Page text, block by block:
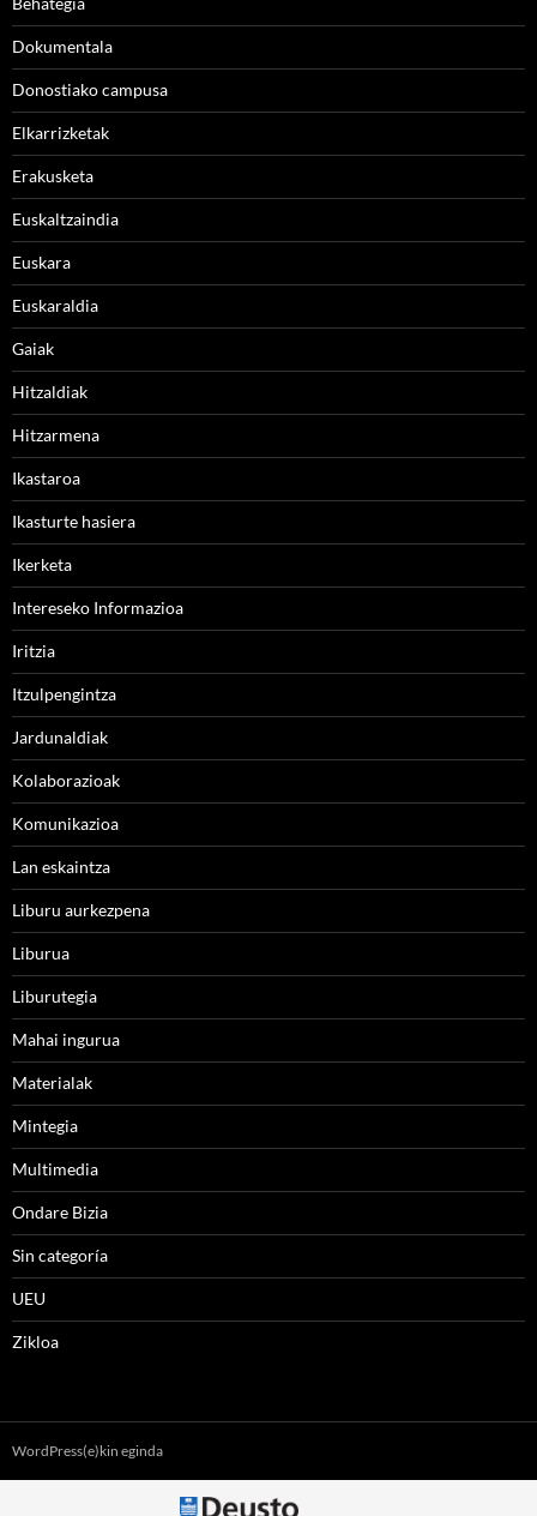
Dokumentala
Donostiako campusa
Elkarrizketak
Erakusketa
Euskaltzaindia
Euskara
Euskaraldia
Gaiak
Hitzaldiak
Hitzarmena
Ikastaroa
Ikasturte hasiera
Ikerketa
Intereseko Informazioa
Iritzia
Itzulpengintza
Jardunaldiak
Kolaborazioak
Komunikazioa
Lan eskaintza
Liburu aurkezpena
Liburua
Liburutegia
Mahai ingurua
Materialak
Mintegia
Multimedia
Ondare Bizia
Sin categoría
UEU
Zikloa
WordPress(e)kin eginda